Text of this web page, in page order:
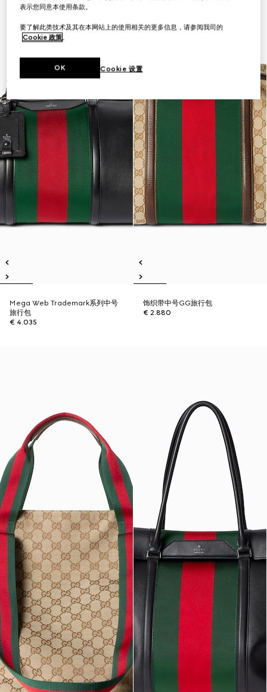
Mega Web Trademark系列中号
旅行包
€ 4.035
饰织带中号GG旅行包
€ 2.880
表示您同意本使用条款。
要了解此类技术及其在本网站上的使用相关的更多信息，请参阅我司的
Cookie 政策。
Cookie 设置
OK